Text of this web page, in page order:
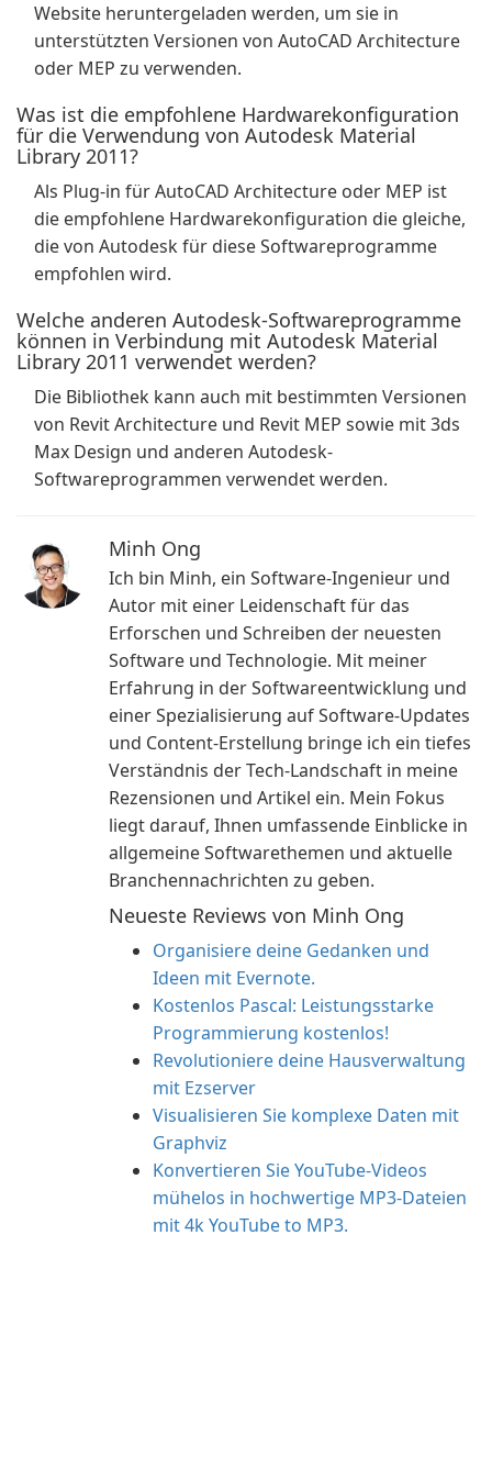
Website heruntergeladen werden, um sie in
unterstützten Versionen von AutoCAD Architecture
oder MEP zu verwenden.
Was ist die empfohlene Hardwarekonfiguration
für die Verwendung von Autodesk Material
Library 2011?
Als Plug-in für AutoCAD Architecture oder MEP ist
die empfohlene Hardwarekonfiguration die gleiche,
die von Autodesk für diese Softwareprogramme
empfohlen wird.
Welche anderen Autodesk-Softwareprogramme
können in Verbindung mit Autodesk Material
Library 2011 verwendet werden?
Die Bibliothek kann auch mit bestimmten Versionen
von Revit Architecture und Revit MEP sowie mit 3ds
Max Design und anderen Autodesk-
Softwareprogrammen verwendet werden.
Minh Ong
Ich bin Minh, ein Software-Ingenieur und
Autor mit einer Leidenschaft für das
Erforschen und Schreiben der neuesten
Software und Technologie. Mit meiner
Erfahrung in der Softwareentwicklung und
einer Spezialisierung auf Software-Updates
und Content-Erstellung bringe ich ein tiefes
Verständnis der Tech-Landschaft in meine
Rezensionen und Artikel ein. Mein Fokus
liegt darauf, Ihnen umfassende Einblicke in
allgemeine Softwarethemen und aktuelle
Branchennachrichten zu geben.
Neueste Reviews von Minh Ong
Organisiere deine Gedanken und
Ideen mit Evernote.
Kostenlos Pascal: Leistungsstarke
Programmierung kostenlos!
Revolutioniere deine Hausverwaltung
mit Ezserver
Visualisieren Sie komplexe Daten mit
Graphviz
Konvertieren Sie YouTube-Videos
mühelos in hochwertige MP3-Dateien
mit 4k YouTube to MP3.